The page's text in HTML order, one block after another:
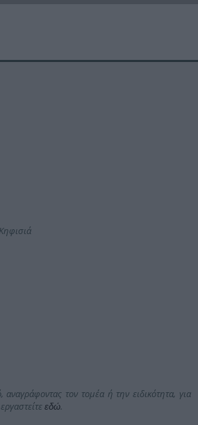
αναγράφοντας τον τομέα ή την ειδικότητα, για
εδώ